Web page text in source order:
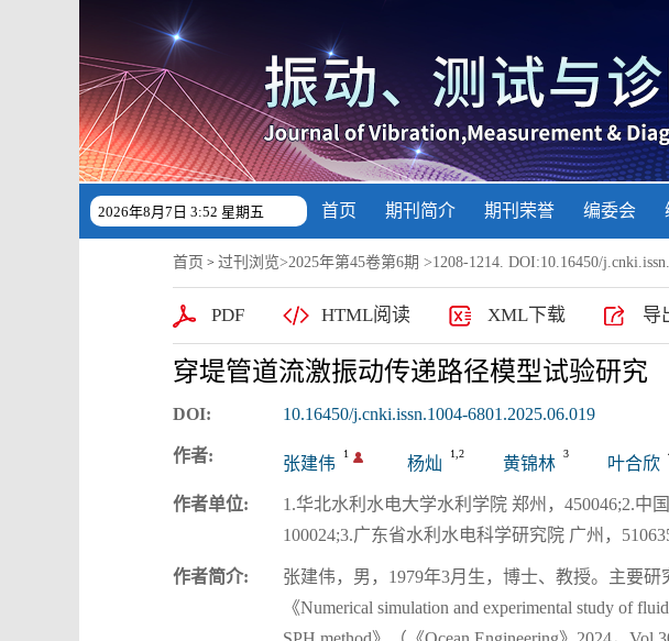
2026年8月7日 3:52 星期五 首页 期刊简介 期刊荣誉 编委会
首页 > 过刊浏览>2025年第45卷第6期 >1208-1214. DOI:10.16450/
PDF HTML阅读 XML下载 导
穿堤管道流激振动传递路径模型试验研究
DOI: 10.16450/j.cnki.issn.1004-6801.2025.06.019
作者: 张建伟
1
杨灿
1,2
黄锦林
3
叶合欣
作者单位:
1.华北水利水电大学水利学院 郑州，450046;2.中
100024;3.广东省水利水电科学研究院 广州，
作者简介:
张建伟，男，1979年3月生，博士、教授。主要
《Numerical simulation and experimental study of